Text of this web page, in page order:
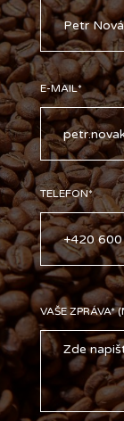
E-MAIL*
TELEFON*
VAŠE ZPRÁVA*